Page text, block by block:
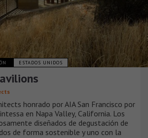
ESTADOS UNIDOS
honrado por AIA San Francisco por
en Napa Valley, California. Los
diseñados de degustación de
de forma sostenible y uno con la